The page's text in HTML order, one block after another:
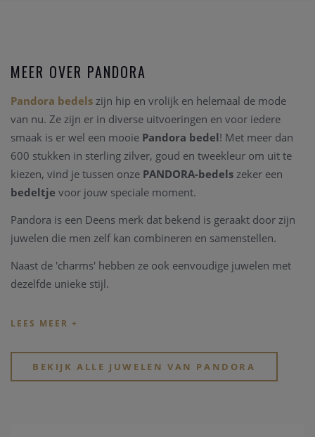
MEER OVER PANDORA
Pandora bedels zijn hip en vrolijk en helemaal de mode
van nu. Ze zijn er in diverse uitvoeringen en voor iedere
smaak is er wel een mooie Pandora bedel! Met meer dan
600 stukken in sterling zilver, goud en tweekleur om uit te
kiezen, vind je tussen onze PANDORA-bedels zeker een
bedeltje voor jouw speciale moment.
Pandora is een Deens merk dat bekend is geraakt door zijn
juwelen die men zelf kan combineren en samenstellen.
Naast de 'charms' hebben ze ook eenvoudige juwelen met
dezelfde unieke stijl.
collectie zonder rekening te houden met de bestaande
BEKIJK ALLE JUWELEN VAN PANDORA